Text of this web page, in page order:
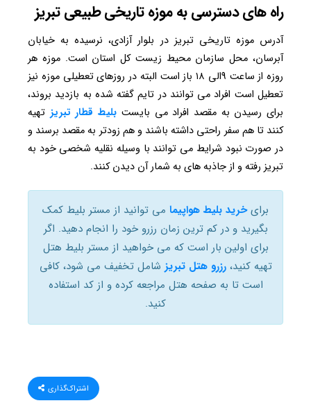
راه های دسترسی به موزه تاریخی طبیعی تبریز
آدرس موزه تاریخی تبریز در بلوار آزادی، نرسیده به خیابان
آبرسان، محل سازمان محیط زیست کل استان است. موزه هر
روزه از ساعت 9الی ۱۸ باز است البته در روزهای تعطیلی موزه نیز
تعطیل است افراد می توانند در تایم گفته شده به بازدید بروند،
برای رسیدن به مقصد افراد می بایست بلیط قطار تبریز تهیه
کنند تا هم سفر راحتی داشته باشند و هم زودتر به مقصد برسند و
در صورت نبود شرایط می توانند با وسیله نقلیه شخصی خود به
تبریز رفته و از جاذبه های به شمار آن دیدن کنند.
برایخرید بلیط هواپیما می توانید از مستر بلیط کمک
بگیرید و در کم ترین زمان رزرو خود را انجام دهید. اگر
برای اولین بار است که می خواهید از مستر بلیط هتل
تهیه کنید،رزرو هتل تبریز شامل تخفیف می شود، کافی
است تا به صفحه هتل مراجعه کرده و از کد استفاده
کنید.
اشتراک‌گذاری